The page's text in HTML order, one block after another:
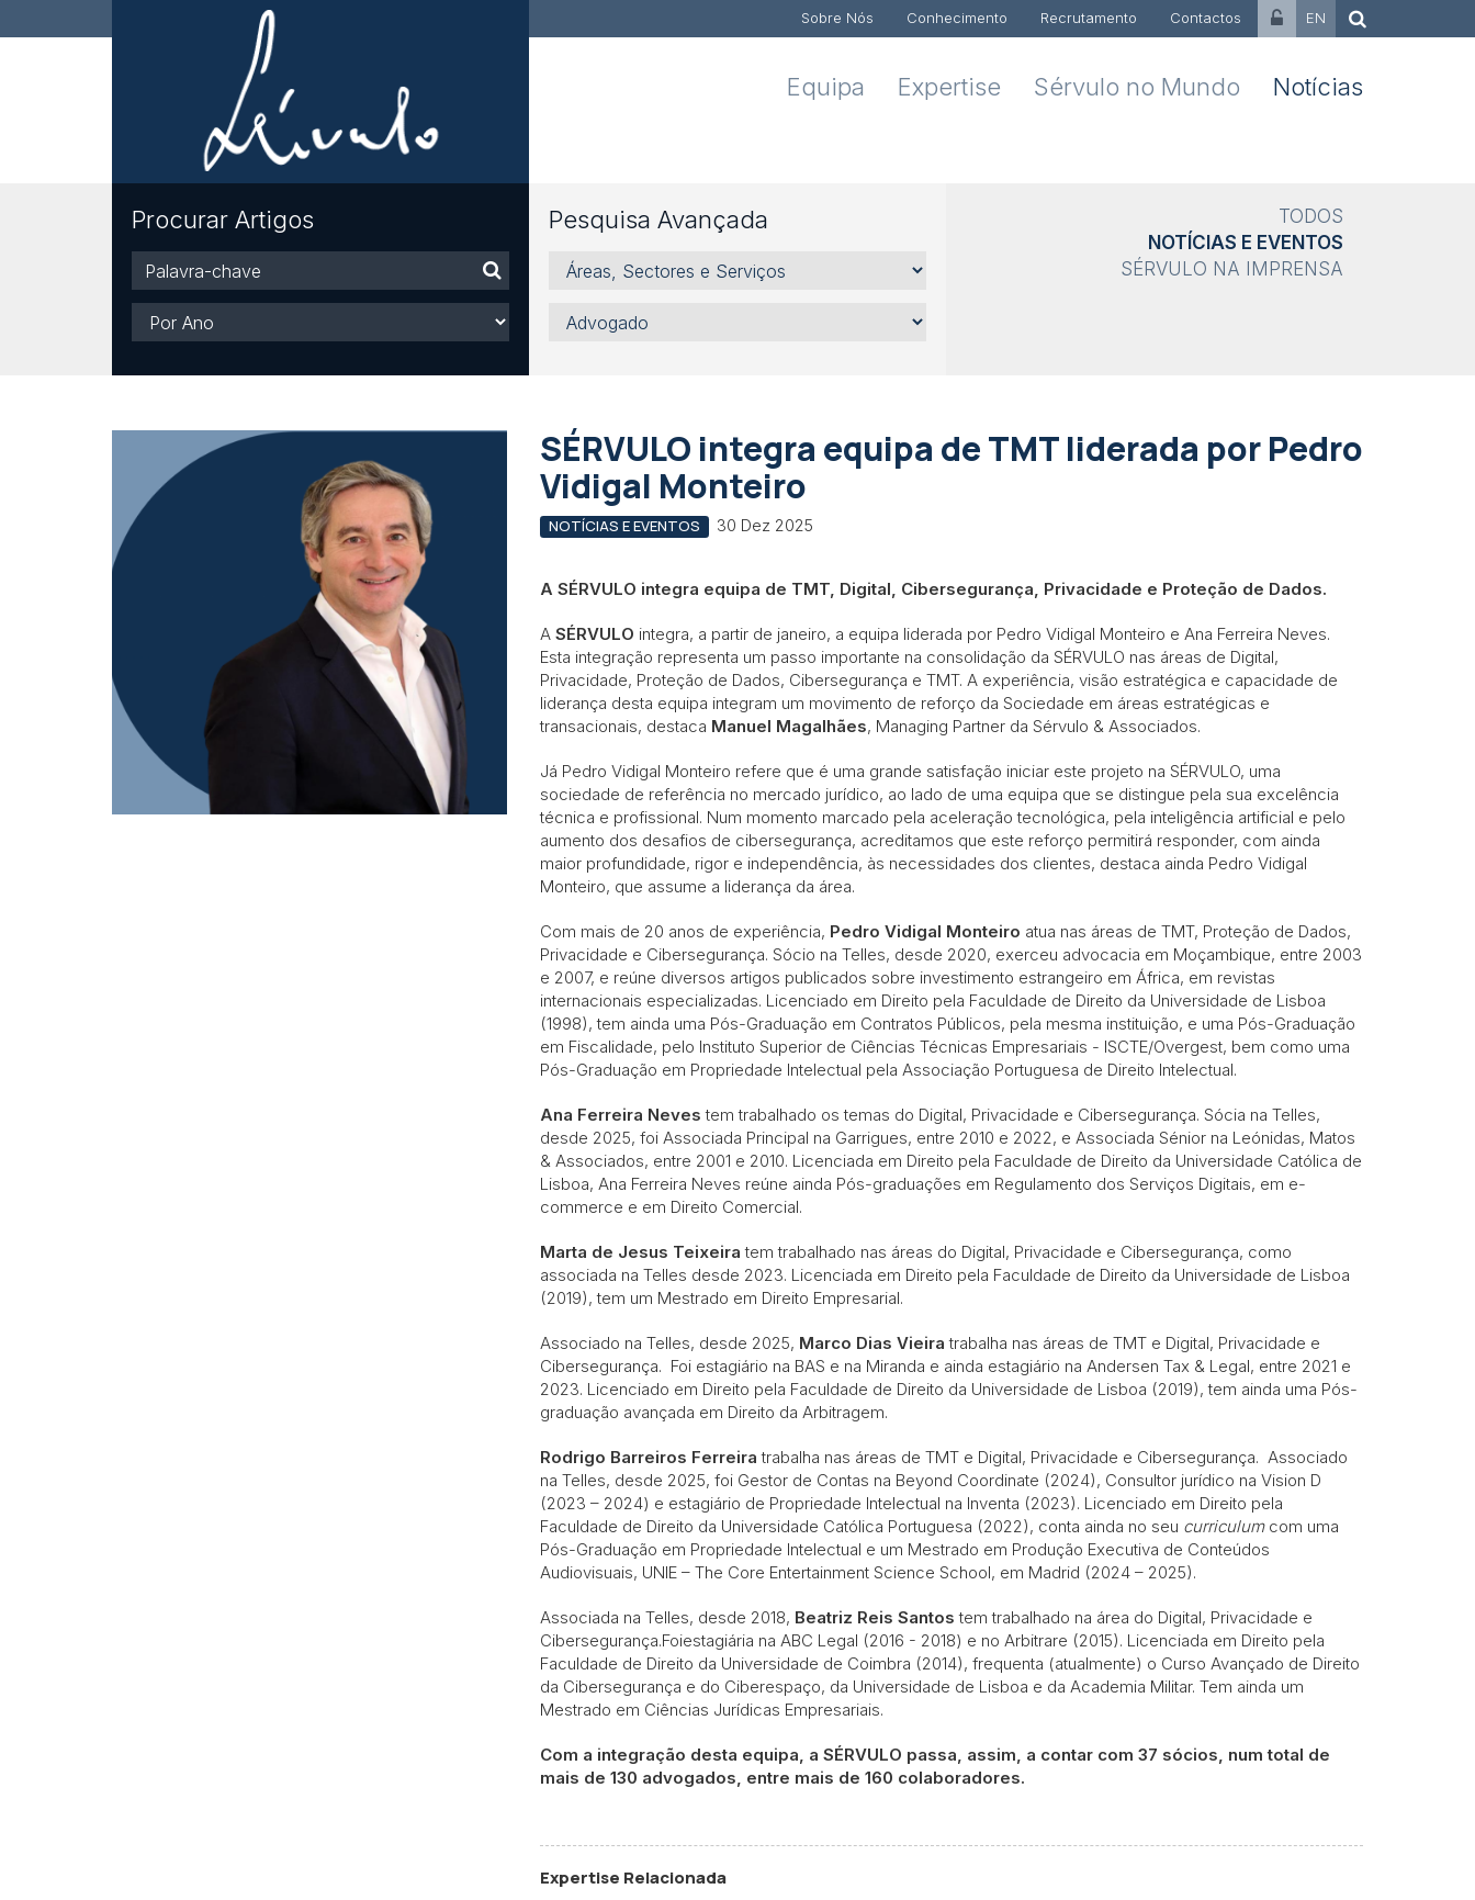
Sobre Nós Conhecimento Recrutamento Contactos EN
Equipa Expertise Sérvulo no Mundo Notícias
Procurar Artigos
Palavra-
chave
Ano
Pesquisa Avançada
Áreas,
Sectores
Serviços
Advogado
TODOS
NOTÍCIAS E EVENTOS
SÉRVULO NA IMPRENSA
SÉRVULO integra equipa de TMT liderada por Pedro
Vidigal Monteiro
NOTÍCIAS E EVENTOS 30 Dez 2025
A SÉRVULO integra equipa de TMT, Digital, Cibersegurança, Privacidade e Proteção de Dados.
A SÉRVULO integra, a partir de janeiro, a equipa liderada por Pedro Vidigal Monteiro e Ana Ferreira Neves.
Esta integração representa um passo importante na consolidação da SÉRVULO nas áreas de Digital,
Privacidade, Proteção de Dados, Cibersegurança e TMT. A experiência, visão estratégica e capacidade de
liderança desta equipa integram um movimento de reforço da Sociedade em áreas estratégicas e
transacionais, destaca Manuel Magalhães, Managing Partner da Sérvulo & Associados.
Já Pedro Vidigal Monteiro refere que é uma grande satisfação iniciar este projeto na SÉRVULO, uma
sociedade de referência no mercado jurídico, ao lado de uma equipa que se distingue pela sua excelência
técnica e profissional. Num momento marcado pela aceleração tecnológica, pela inteligência artificial e pelo
aumento dos desafios de cibersegurança, acreditamos que este reforço permitirá responder, com ainda
maior profundidade, rigor e independência, às necessidades dos clientes, destaca ainda Pedro Vidigal
Monteiro, que assume a liderança da área.
Com mais de 20 anos de experiência, Pedro Vidigal Monteiro atua nas áreas de TMT, Proteção de Dados,
Privacidade e Cibersegurança. Sócio na Telles, desde 2020, exerceu advocacia em Moçambique, entre 2003
e 2007, e reúne diversos artigos publicados sobre investimento estrangeiro em África, em revistas
internacionais especializadas. Licenciado em Direito pela Faculdade de Direito da Universidade de Lisboa
(1998), tem ainda uma Pós-Graduação em Contratos Públicos, pela mesma instituição, e uma Pós-Graduação
em Fiscalidade, pelo Instituto Superior de Ciências Técnicas Empresariais - ISCTE/Overgest, bem como uma
Pós-Graduação em Propriedade Intelectual pela Associação Portuguesa de Direito Intelectual.
Ana Ferreira Neves tem trabalhado os temas do Digital, Privacidade e Cibersegurança. Sócia na Telles,
desde 2025, foi Associada Principal na Garrigues, entre 2010 e 2022, e Associada Sénior na Leónidas, Matos
& Associados, entre 2001 e 2010. Licenciada em Direito pela Faculdade de Direito da Universidade Católica de
Lisboa, Ana Ferreira Neves reúne ainda Pós-graduações em Regulamento dos Serviços Digitais, em e-
commerce e em Direito Comercial.
Marta de Jesus Teixeira tem trabalhado nas áreas do Digital, Privacidade e Cibersegurança, como
associada na Telles desde 2023. Licenciada em Direito pela Faculdade de Direito da Universidade de Lisboa
(2019), tem um Mestrado em Direito Empresarial.
Associado na Telles, desde 2025, Marco Dias Vieira trabalha nas áreas de TMT e Digital, Privacidade e
Cibersegurança. Foi estagiário na BAS e na Miranda e ainda estagiário na Andersen Tax & Legal, entre 2021 e
2023. Licenciado em Direito pela Faculdade de Direito da Universidade de Lisboa (2019), tem ainda uma Pós-
graduação avançada em Direito da Arbitragem.
Rodrigo Barreiros Ferreira trabalha nas áreas de TMT e Digital, Privacidade e Cibersegurança. Associado
na Telles, desde 2025, foi Gestor de Contas na Beyond Coordinate (2024), Consultor jurídico na Vision D
(2023 – 2024) e estagiário de Propriedade Intelectual na Inventa (2023). Licenciado em Direito pela
Faculdade de Direito da Universidade Católica Portuguesa (2022), conta ainda no seu curriculumcom uma
Pós-Graduação em Propriedade Intelectual e um Mestrado em Produção Executiva de Conteúdos
Audiovisuais, UNIE – The Core Entertainment Science School, em Madrid (2024 – 2025).
Associada na Telles, desde 2018, Beatriz Reis Santos tem trabalhado na área do Digital, Privacidade e
Cibersegurança.Foiestagiária na ABC Legal (2016 - 2018) e no Arbitrare (2015). Licenciada em Direito pela
Faculdade de Direito da Universidade de Coimbra (2014), frequenta (atualmente) o Curso Avançado de Direito
da Cibersegurança e do Ciberespaço, da Universidade de Lisboa e da Academia Militar. Tem ainda um
Mestrado em Ciências Jurídicas Empresariais.
Com a integração desta equipa, a SÉRVULO passa, assim, a contar com 37 sócios, num total de
mais de 130 advogados, entre mais de 160 colaboradores.
Expertise Relacionada